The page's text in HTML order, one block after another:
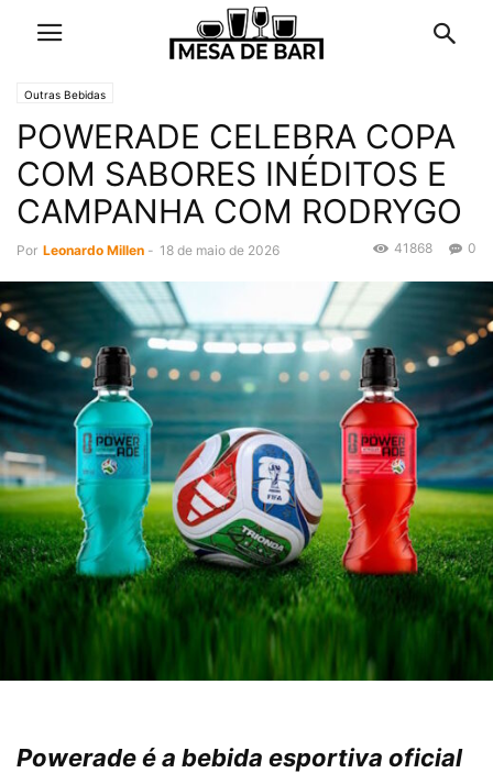
Outras Bebidas
POWERADE CELEBRA COPA
COM SABORES INÉDITOS E
CAMPANHA COM RODRYGO
Por Leonardo Millen - 18 de maio de 2026 0
41868
Powerade é a bebida esportiva oficial